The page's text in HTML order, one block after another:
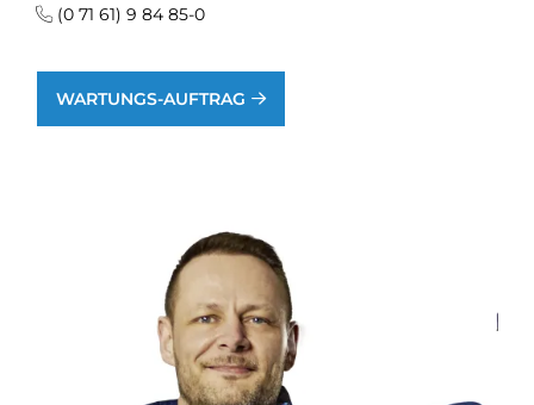
(0 71 61) 9 84 85-0
WARTUNGS-AUFTRAG